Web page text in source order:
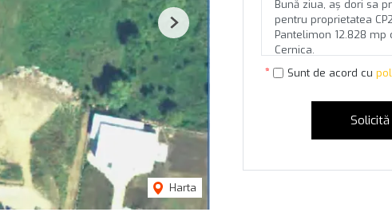
Harta
Next
Sunt de acord cu